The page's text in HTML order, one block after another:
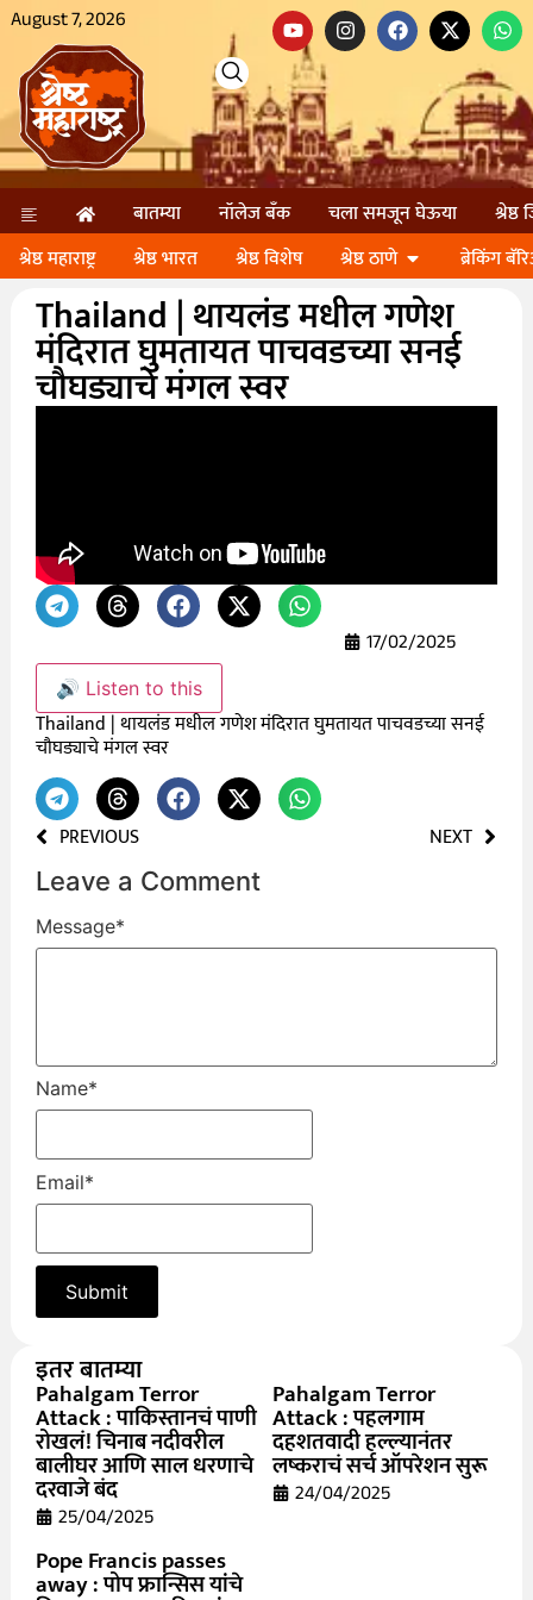
August 7, 2026
बातम्या नॉलेज बॅंक चला समजून घेऊया
श्रेष्ठ
श्रेष्ठ महाराष्ट्र
श्रेष्ठ भारत श्रेष्ठ विशेष श्रेष्ठ ठाणे ब्रेकिंग
Thailand | थायलंड मधील गणेश
मंदिरात घुमतायत पाचवडच्या सनई
चौघड्याचे मंगल स्वर
17/02/2025
🔊 Listen to this
Thailand | थायलंड मधील गणेश मंदिरात घुमतायत पाचवडच्या सनई
चौघड्याचे मंगल स्वर
PREVIOUS NEXT
Leave a Comment
Message*
Name*
Email*
इतर बातम्या
Pahalgam Terror
Attack : पाकिस्तानचं पाणी
रोखलं! चिनाब नदीवरील
बालीघर आणि साल धरणाचे
दरवाजे बंद
25/04/2025
Pahalgam Terror
Attack : पहलगाम
दहशतवादी हल्ल्यानंतर
लष्कराचं सर्च ऑपरेशन सुरू
24/04/2025
Pope Francis passes
away : पोप फ्रान्सिस यांचे